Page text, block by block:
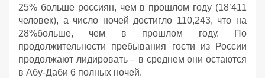
25% больше россиян, чем в прошлом году (18’411
человек), а число ночей достигло 110,243, что на
28%больше, чем в прошлом году. По
продолжительности пребывания гости из России
продолжают лидировать – в среднем они остаются
в Абу-Даби 6 полных ночей.